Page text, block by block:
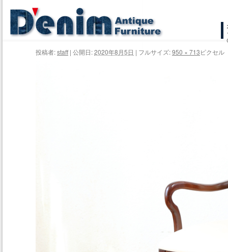
テ
プ
投稿者:staff | 公開日:2020年8月5日 | フルサイズ:950 × 713ピクセル